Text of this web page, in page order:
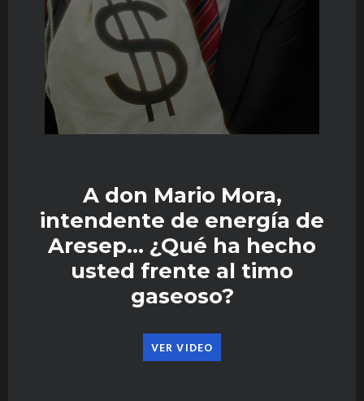
A don Mario Mora,
intendente de energía de
Aresep… ¿Qué ha hecho
usted frente al timo
gaseoso?
VER VIDEO